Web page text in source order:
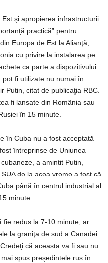
şi apropierea infrastructurii
practică” pentru
Europa de Est la Alianţă,
cu privire la instalarea pe
ca parte a dispozitivului
fi utilizate nu numai în
Putin, citat de publicaţia RBC.
fi lansate din România sau
în 15 minute.
în Cuba nu a fost acceptată
întreprinse de Uniunea
a amintit Putin,
de la acea vreme a fost că
până în centrul industrial al
minute.
fie redus la 7-10 minute, ar
la graniţa de sud a Canadei
că aceasta va fi sau nu
spus preşedintele rus în